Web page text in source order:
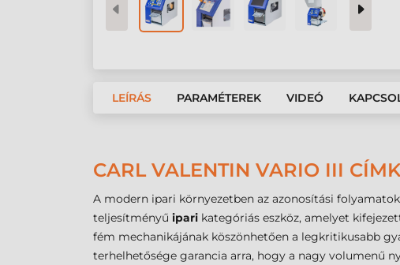
LEÍRÁS PARAMÉTEREK VIDEÓ
CARL VALENTIN VARIO III
A modern ipari környezetben az azonosítási
teljesítményű ipari kategóriás eszköz, amelyet
fém mechanikájának köszönhetően a legkritikusabb
terhelhetősége garancia arra, hogy a nagy volumenű